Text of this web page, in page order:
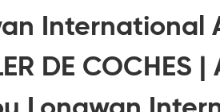
International
DE COCHES